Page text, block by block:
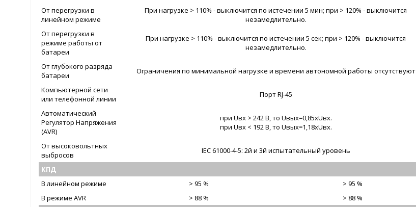
От перегрузки в
линейном режиме
При нагрузке > 110% - выключится по истечении 5 мин; при > 120% - выключится
незамедлительно.
От перегрузки в
режиме работы от
батареи
При нагрузке > 110% - выключится по истечении 5 сек; при > 120% - выключится
незамедлительно.
От глубокого разряда
батареи
Ограничения по минимальной нагрузке и времени автономной работы отсутствуют
Компьютерной сети
или телефонной линии
Порт RJ-45
Автоматический
Регулятор Напряжения
(AVR)
при Uвх > 242 В, то Uвых=0,85xUвх.
при Uвх < 192 В, то Uвых=1,18xUвх.
От высоковольтных
выбросов
IEC 61000-4-5: 2й и 3й испытательный уровень
КПД
В линейном режиме
> 95 %
> 95 %
В режиме AVR
> 88 %
> 88 %